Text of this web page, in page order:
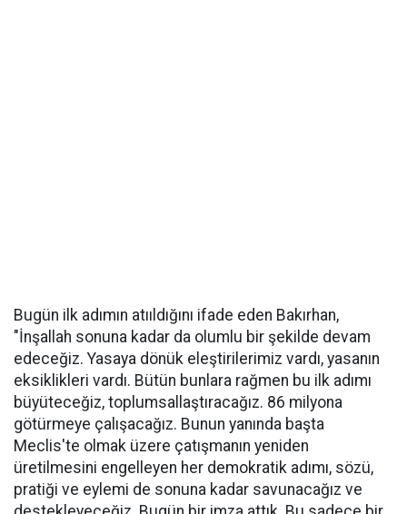
Bugün ilk adımın atııldığını ifade eden Bakırhan,
"İnşallah sonuna kadar da olumlu bir şekilde devam
edeceğiz. Yasaya dönük eleştirilerimiz vardı, yasanın
eksiklikleri vardı. Bütün bunlara rağmen bu ilk adımı
büyüteceğiz, toplumsallaştıracağız. 86 milyona
götürmeye çalışacağız. Bunun yanında başta
Meclis'te olmak üzere çatışmanın yeniden
üretilmesini engelleyen her demokratik adımı, sözü,
pratiği ve eylemi de sonuna kadar savunacağız ve